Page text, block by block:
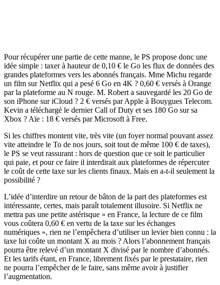
Pour récupérer une partie de cette manne, le PS propose donc une
idée simple : taxer à hauteur de 0,10 € le Go les flux de données des
grandes plateformes vers les abonnés français. Mme Michu regarde
un film sur Netflix qui a pesé 6 Go en 4K ? 0,60 € versés à Orange
par la plateforme au N rouge. M. Robert a sauvegardé les 20 Go de
son iPhone sur iCloud ? 2 € versés par Apple à Bouygues Telecom.
Kevin a téléchargé le dernier Call of Duty et ses 180 Go sur sa
Xbox ? Aïe : 18 € versés par Microsoft à Free.
Si les chiffres montent vite, très vite (un foyer normal pouvant assez
vite atteindre le To de nos jours, soit tout de même 100 € de taxes),
le PS se veut rassurant : hors de question que ce soit le particulier
qui paie, et pour ce faire il interdirait aux plateformes de répercuter
le coût de cette taxe sur les clients finaux. Mais en a-t-il seulement la
possibilité ?
L’idée d’interdire un retour de bâton de la part des plateformes est
intéressante, certes, mais paraît totalement illusoire. Si Netflix ne
mettra pas une petite astérisque « en France, la lecture de ce film
vous coûtera 0,60 € en vertu de la taxe sur les échanges
numériques », rien ne l’empêchera d’utiliser un levier bien connu : la
taxe lui coûte un montant X au mois ? Alors l’abonnement français
pourra être relevé d’un montant X divisé par le nombre d’abonnés.
Et les tarifs étant, en France, librement fixés par le prestataire, rien
ne pourra l’empêcher de le faire, sans même avoir à justifier
l’augmentation.